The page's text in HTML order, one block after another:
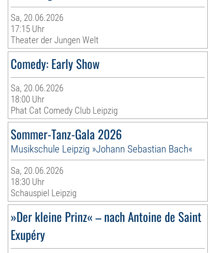
Sa, 20.06.2026
17:15 Uhr
Theater der Jungen Welt
Comedy: Early Show
Sa, 20.06.2026
18:00 Uhr
Phat Cat Comedy Club Leipzig
Sommer-Tanz-Gala 2026
Musikschule Leipzig »Johann Sebastian Bach«
Sa, 20.06.2026
18:30 Uhr
Schauspiel Leipzig
»Der kleine Prinz« – nach Antoine de Saint
Exupéry